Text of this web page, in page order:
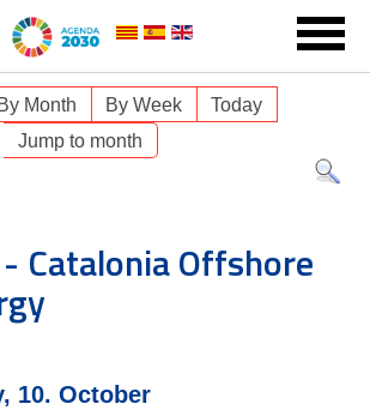
By Month By Week
Today
Jump to month
Catalonia Offshore
10. October